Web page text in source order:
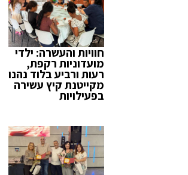
חוויות והעשרה: ילדי
מועדוניות רקפת,
רעות ורביע בלוד נהנו
מקייטנת קיץ עשירה
בפעילויות